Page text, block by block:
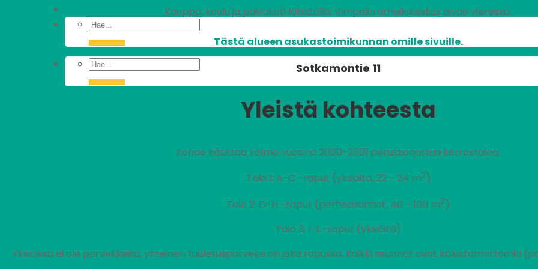
Kauppa, koulu ja päiväkoti lähistöllä, Vimpelin urheilukeskus aivan vieressä.
Tästä alueen asukastoimikunnan omille sivuille.
Sotkamontie 11
Yleistä kohteesta
Kohde käsittää kolme vuosina 2000-2001 peruskorjattua kerrostaloa.
Talo 1: A-C -raput (yksiöitä, 22 - 24 m2 )
Talo 2: D-H -raput (perheasunnot, 40 - 100 m2)
Talo 3: I-L -raput (yksiöitä)
Yksiöissä ei ole parvekkeita, yhteinen tuuletusparveke on joka rapussa. Kaikki asunnot ovat kalustamattomia